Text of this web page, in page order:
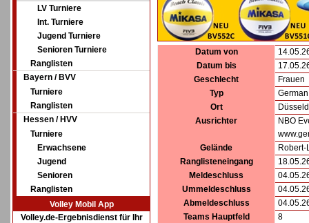
LV Turniere
Int. Turniere
Jugend Turniere
Senioren Turniere
Ranglisten
Bayern / BVV
Turniere
Ranglisten
Hessen / HVV
Turniere
Erwachsene
Jugend
Senioren
Ranglisten
Volley Mobil App
Volley.de-Ergebnisdienst für Ihr
Datum von
Datum bis
Geschlecht
Frauen
Typ
Ort
Ausrichter
NBO
Gelände
Ranglisteneingang
Meldeschluss
Ummeldeschluss
Abmeldeschluss
Teams Hauptfeld
8